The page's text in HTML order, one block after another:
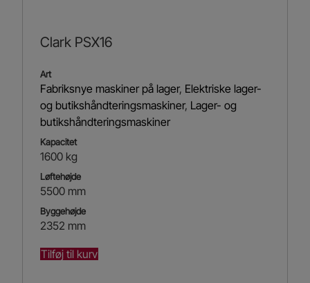
Clark PSX16
Art
Fabriksnye maskiner på lager, Elektriske lager-
og butikshåndteringsmaskiner, Lager- og
butikshåndteringsmaskiner
Kapacitet
1600 kg
Løftehøjde
5500 mm
Byggehøjde
2352 mm
Tilføj til kurv